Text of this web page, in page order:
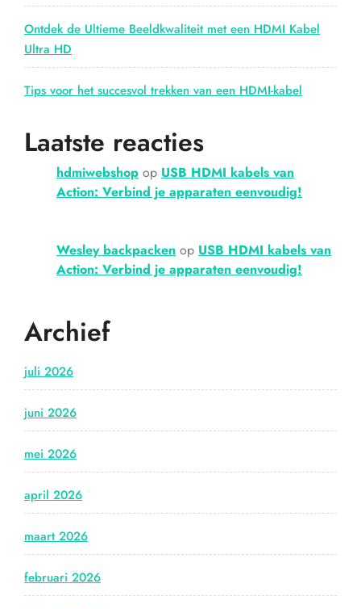
Ontdek de Ultieme Beeldkwaliteit met een HDMI Kabel
Ultra HD
Tips voor het succesvol trekken van een HDMI-kabel
Laatste reacties
hdmiwebshop op USB HDMI kabels van
Action: Verbind je apparaten eenvoudig!
Wesley backpacken op USB HDMI kabels van
Action: Verbind je apparaten eenvoudig!
Archief
juli 2026
juni 2026
mei 2026
april 2026
maart 2026
februari 2026